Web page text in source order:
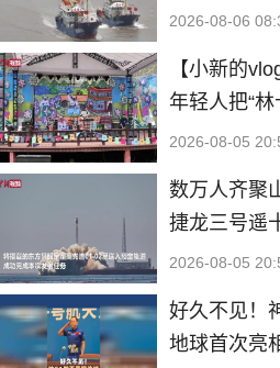
2026-08-06
【小新的
年轻人把“林
2026-08-05
数万人齐聚
捷龙三号遥
2026-08-05
好久不见！
地球首次亮